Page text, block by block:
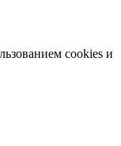
cookies и